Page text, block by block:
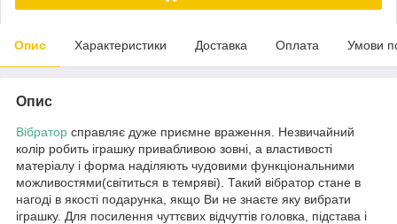
Опис Характеристики Доставка Оплата Умови
Опис
Вібратор справляє дуже приємне враження. Незвичайний
колір робить іграшку привабливою зовні, а властивості
матеріалу і форма наділяють чудовими функціональними
можливостями(світиться в темряві). Такий вібратор стане в
нагоді в якості подарунка, якщо Ви не знаєте яку вибрати
іграшку. Для посилення чуттєвих відчуттів головка, підстава і